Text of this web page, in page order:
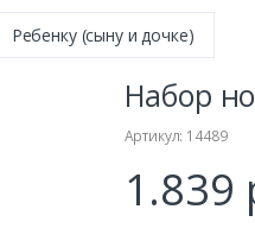
Ребенку (сыну и дочке)
Набор
Артикул: 14489
1.839